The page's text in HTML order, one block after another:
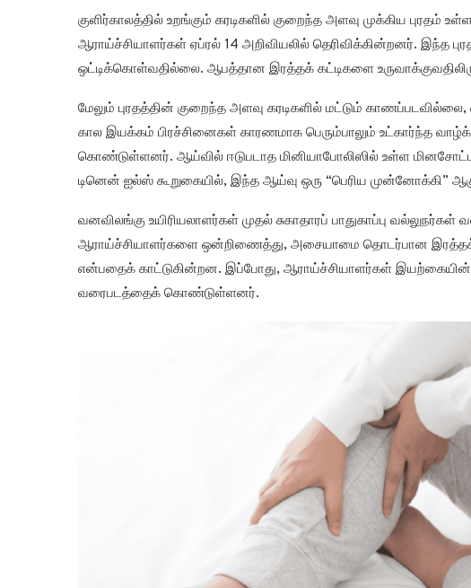
குளிர்காலத்தில் உறங்கும் கரடிகளில் குறைந்த அளவு முக்கிய புரதம்
ஆராய்ச்சியாளர்கள் ஏப்ரல் 14 அறிவியலில் தெரிவிக்கின்றனர். இந்த
ஒட்டிக்கொள்வதில்லை. ஆபத்தான இரத்தக் கட்டிகளை
மேலும் புரதத்தின் குறைந்த அளவு கரடிகளில் மட்டும்
கால இயக்கம் பிரச்சினைகள் காரணமாக பெரும்பாலும் உட்கார்ந்த
கொண்டுள்ளனர். ஆய்வில் ஈடுபடாத மினியாபோலிஸில் உள்ள
டினென் ஐல்ஸ் கூறுகையில், இந்த ஆய்வு ஒரு “பெரிய முன்னோக்கி”
வனவிலங்கு உயிரியலாளர்கள் முதல் சுகாதாரப் பாதுகாப்பு
ஆராய்ச்சியாளர்களை ஒன்றிணைத்து, அசையாமை தொடர்பான இரத்தக்
என்பதைக் காட்டுகின்றன. இப்போது, ​​ஆராய்ச்சியாளர்கள் இயற்கையின்
வரைபடத்தைக் கொண்டுள்ளனர்.